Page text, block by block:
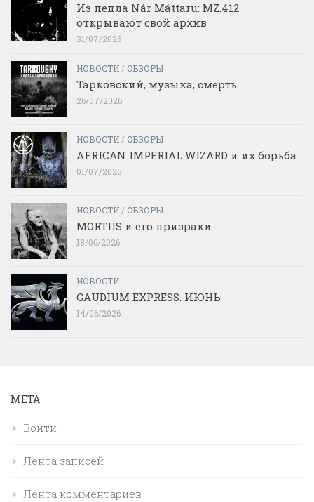
Из пепла Nár Máttaru: MZ.412
открывают свой архив
31/07/2026
НОВОСТИ / ОБЗОРЫ
Тарковский, музыка, смерть
26/07/2026
НОВОСТИ / ОБЗОРЫ
AFRICAN IMPERIAL WIZARD и их борьба
01/07/2026
НОВОСТИ / ОБЗОРЫ
MORTIIS и его призраки
18/06/2026
НОВОСТИ
GAUDIUM EXPRESS: ИЮНЬ
14/06/2026
МЕТА
Войти
Лента записей
Лента комментариев